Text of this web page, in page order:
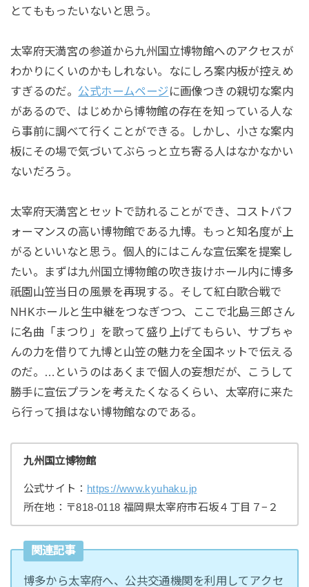
とてももったいないと思う。
太宰府天満宮の参道から九州国立博物館へのアクセスが
わかりにくいのかもしれない。なにしろ案内板が控えめ
すぎるのだ。 公式ホームページに画像つきの親切な案内
があるので、はじめから博物館の存在を知っている人な
ら事前に調べて行くことができる。しかし、小さな案内
板にその場で気づいてぶらっと立ち寄る人はなかなかい
ないだろう。
太宰府天満宮とセットで訪れることができ、コストパフ
ォーマンスの高い博物館である九博。もっと知名度が上
がるといいなと思う。個人的にはこんな宣伝案を提案し
たい。まずは九州国立博物館の吹き抜けホール内に博多
祇園山笠当日の風景を再現する。そして紅白歌合戦で
NHKホールと生中継をつなぎつつ、ここで北島三郎さん
に名曲「まつり」を歌って盛り上げてもらい、サブちゃ
んの力を借りて九博と山笠の魅力を全国ネットで伝える
のだ。…というのはあくまで個人の妄想だが、こうして
勝手に宣伝プランを考えたくなるくらい、太宰府に来た
ら行って損はない博物館なのである。
九州国立博物館
公式サイト： https://www.kyuhaku.jp
所在地：〒818-0118 福岡県太宰府市石坂４丁目７−２
関連記事
博多から太宰府へ、公共交通機関を利用してアクセ